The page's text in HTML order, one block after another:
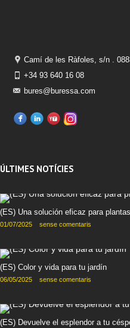
Camí de les Ràfoles, s/n .
+34 93 640 16 08
bures@buressa.com
ÚLTIMES NOTÍCIES
(ES) Una solución eficaz para
01/07/2025 sense comentaris
(ES) Color y vida para tu jardín
06/05/2025 sense comentaris
(ES) Devuelve el esplendor a tu